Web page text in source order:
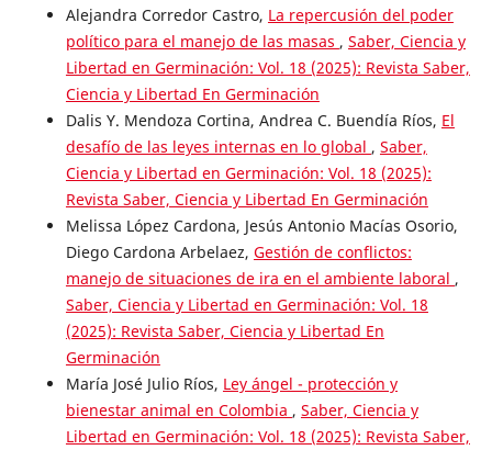
Alejandra Corredor Castro, La repercusión del poder
político para el manejo de las masas , Saber, Ciencia y
Libertad en Germinación: Vol. 18 (2025): Revista Saber,
Ciencia y Libertad En Germinación
Dalis Y. Mendoza Cortina, Andrea C. Buendía Ríos, El
desafío de las leyes internas en lo global , Saber,
Ciencia y Libertad en Germinación: Vol. 18 (2025):
Revista Saber, Ciencia y Libertad En Germinación
Melissa López Cardona, Jesús Antonio Macías Osorio,
Diego Cardona Arbelaez, Gestión de conflictos:
manejo de situaciones de ira en el ambiente laboral ,
Saber, Ciencia y Libertad en Germinación: Vol. 18
(2025): Revista Saber, Ciencia y Libertad En
Germinación
María José Julio Ríos, Ley ángel - protección y
bienestar animal en Colombia , Saber, Ciencia y
Libertad en Germinación: Vol. 18 (2025): Revista Saber,